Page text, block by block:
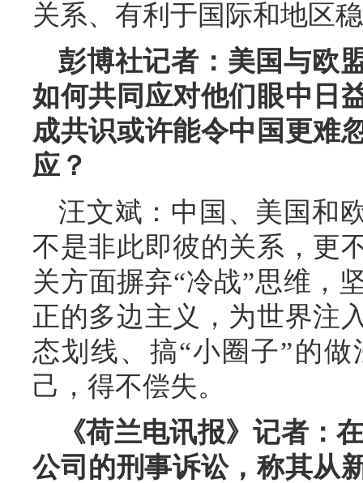
关系、有利于国际和地区
彭博社记者：美国与欧
如何共同应对他们眼中日
成共识或许能令中国更难
应？
汪文斌：中国、美国和
不是非此即彼的关系，更
关方面摒弃“冷战”思维，
正的多边主义，为世界注
态划线、搞“小圈子”的
己，得不偿失。
《荷兰电讯报》记者：
公司的刑事诉讼，称其从